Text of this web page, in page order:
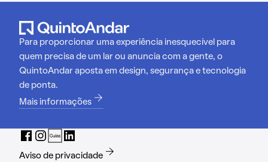
Para proporcionar uma experiência inesquecível para
quem precisa de um lar ou anuncia com a gente, o
QuintoAndar aposta em design, segurança e tecnologia
de ponta.
Mais informações
Aviso de privacidade